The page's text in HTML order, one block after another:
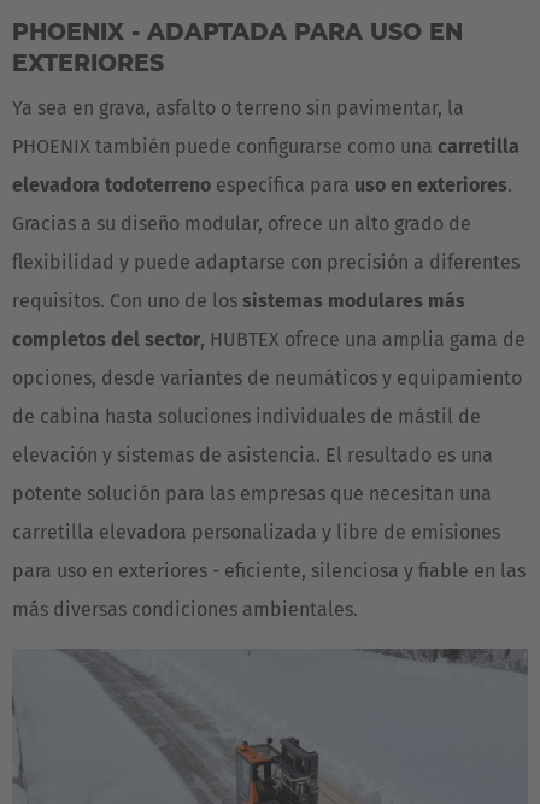
PHOENIX - ADAPTADA PARA USO EN
EXTERIORES
Ya sea en grava, asfalto o terreno sin pavimentar, la
PHOENIX también puede configurarse como una carretilla
elevadora todoterreno específica para uso en exteriores.
Gracias a su diseño modular, ofrece un alto grado de
flexibilidad y puede adaptarse con precisión a diferentes
requisitos. Con uno de los sistemas modulares más
completos del sector, HUBTEX ofrece una amplia gama de
opciones, desde variantes de neumáticos y equipamiento
de cabina hasta soluciones individuales de mástil de
elevación y sistemas de asistencia. El resultado es una
potente solución para las empresas que necesitan una
carretilla elevadora personalizada y libre de emisiones
para uso en exteriores - eficiente, silenciosa y fiable en las
más diversas condiciones ambientales.